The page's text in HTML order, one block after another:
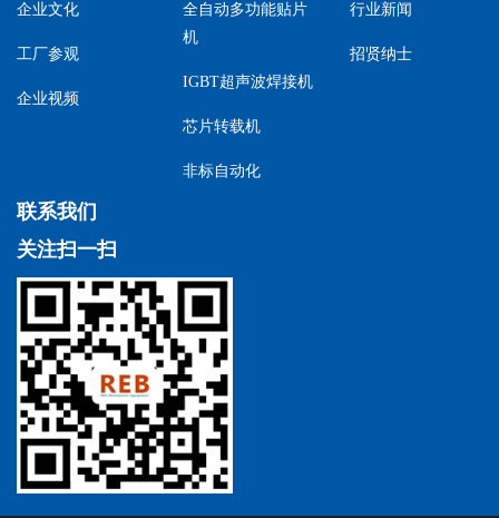
企业文化
工厂参观
企业视频
全自动多功能贴片
机
IGBT超声波焊接机
芯片转载机
非标自动化
行业新闻
招贤纳士
联系我们
关注扫一扫